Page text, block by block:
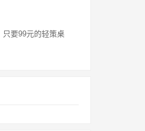
只要99元的轻策桌